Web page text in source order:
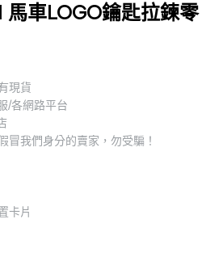
馬車LOGO鑰匙拉鍊零
現貨
/各網路平台
冒我們身分的賣家，勿受騙！
卡片